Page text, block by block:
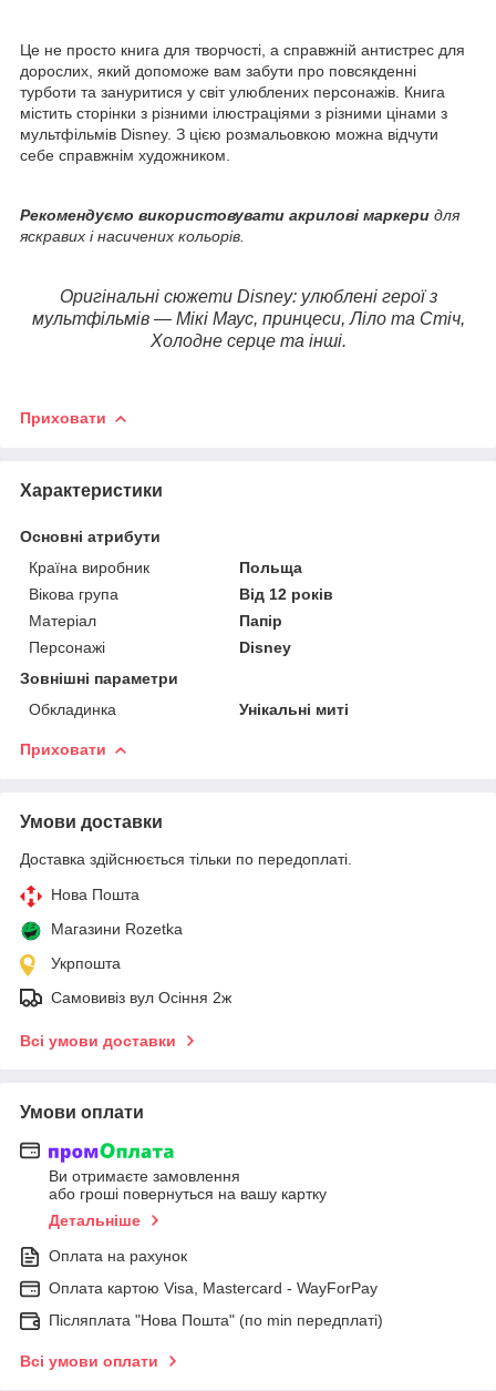
Це не просто книга для творчості, а справжній антистрес для
дорослих, який допоможе вам забути про повсякденні
турботи та зануритися у світ улюблених персонажів. Книга
містить сторінки з різними ілюстраціями з різними цінами з
мультфільмів Disney. З цією розмальовкою можна відчути
себе справжнім художником.
Рекомендуємо використовувати акрилові маркери для
яскравих і насичених кольорів.
Оригінальні сюжети Disney: улюблені герої з
мультфільмів — Мікі Маус, принцеси, Ліло та Стіч,
Холодне серце та інші.
Приховати
Характеристики
Основні атрибути
Країна виробник
Польща
Вікова група
Від 12 років
Матеріал
Папір
Персонажі
Disney
Зовнішні параметри
Обкладинка
Унікальні миті
Приховати
Умови доставки
Доставка здійснюється тільки по передоплаті.
Нова Пошта
Магазини Rozetka
Укрпошта
Самовивіз вул Осіння 2ж
Всі умови доставки
Умови оплати
Ви отримаєте замовлення
або гроші повернуться на вашу картку
Детальніше
Оплата на рахунок
Оплата картою Visa, Mastercard - WayForPay
Післяплата "Нова Пошта" (по min передплаті)
Всі умови оплати